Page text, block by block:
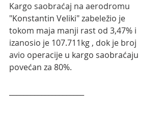
Kargo saobraćaj na aerodromu
"Konstantin Veliki" zabeležio je
tokom maja manji rast od 3,47% i
izanosio je 107.711kg , dok je broj
avio operacije u kargo saobraćaju
povećan za 80%.